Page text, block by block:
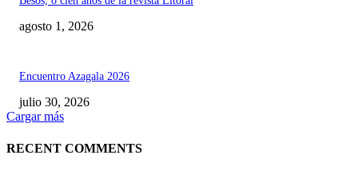
agosto 1, 2026
Encuentro Azagala 2026
julio 30, 2026
Cargar más
RECENT COMMENTS